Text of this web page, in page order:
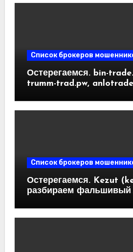
Список брокеров
Остерегаемся. bin-
trumm-trad.pw,
криптобирж. Как
Список брокеров
Остерегаемся. Kezut
разбираем фальшивый